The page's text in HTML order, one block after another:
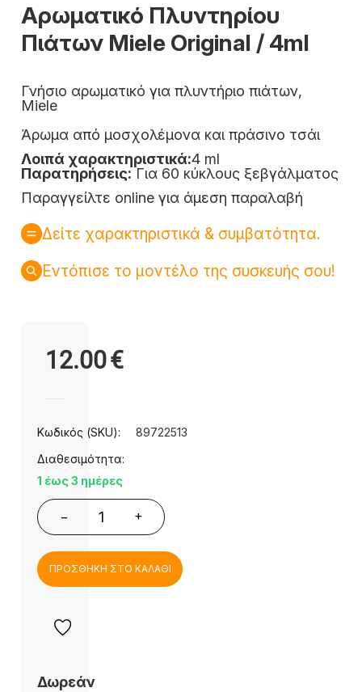
Αρωματικό Πλυντηρίου
Πιάτων Miele Original / 4ml
Γνήσιο αρωματικό για πλυντήριο πιάτων,
Miele
Άρωμα από μοσχολέμονα και πράσινο τσάι
Λοιπά χαρακτηριστικά:4 ml
Παρατηρήσεις: Για 60 κύκλους ξεβγάλματος
Παραγγείλτε online για άμεση παραλαβή
Δείτε χαρακτηριστικά & συμβατότητα.
Εντόπισε το μοντέλο της συσκευής σου!
12.00€
Κωδικός (SKU):
89722513
Διαθεσιμότητα:
1 έως 3 ημέρες
− +
ΠΡΟΣΘΗΚΗ ΣΤΟ ΚΑΛΑΘΙ
Δωρεάν